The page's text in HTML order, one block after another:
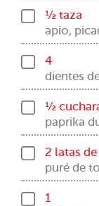
½ taza
apio,
4
dientes
½
paprika
2 latas
puré de
1